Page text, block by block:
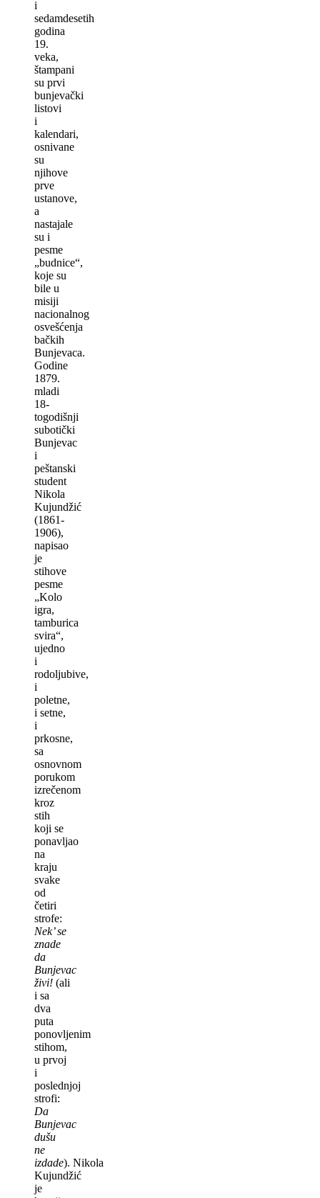
i
sedamdesetih
godina
19.
veka,
štampani
su prvi
bunjevački
listovi
i
kalendari,
osnivane
su
njihove
prve
ustanove,
a
nastajale
su i
pesme
„budnice“,
koje su
bile u
misiji
nacionalnog
osvešćenja
bačkih
Bunjevaca.
Godine
1879.
mladi
18-
togodišnji
subotički
Bunjevac
i
peštanski
student
Nikola
Kujundžić
(1861-
1906),
napisao
je
stihove
pesme
„Kolo
igra,
tamburica
svira“,
ujedno
i
rodoljubive,
i
poletne,
i setne,
i
prkosne,
sa
osnovnom
porukom
izrečenom
kroz
stih
koji se
ponavljao
na
kraju
svake
od
četiri
strofe:
Nek’ se
znade
da
Bunjevac
živi! (ali
i sa
dva
puta
ponovljenim
stihom,
u prvoj
i
poslednjoj
strofi:
Da
Bunjevac
dušu
ne
izdade). Nikola
Kujundžić
je